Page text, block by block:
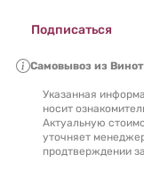
Подписаться
Самовывоз из
Указанная
носит
Актуальную
уточняет
продтверждении